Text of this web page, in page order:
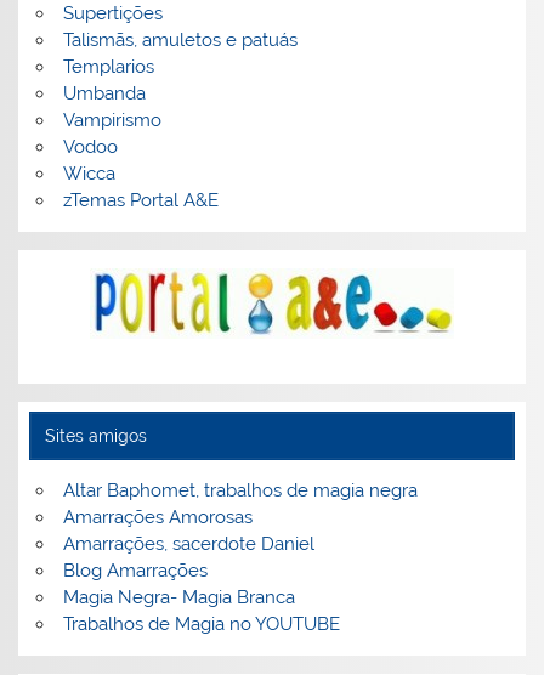
Supertições
Talismãs, amuletos e patuás
Templarios
Umbanda
Vampirismo
Vodoo
Wicca
zTemas Portal A&E
Sites amigos
Altar Baphomet, trabalhos de magia negra
Amarrações Amorosas
Amarrações, sacerdote Daniel
Blog Amarrações
Magia Negra- Magia Branca
Trabalhos de Magia no YOUTUBE